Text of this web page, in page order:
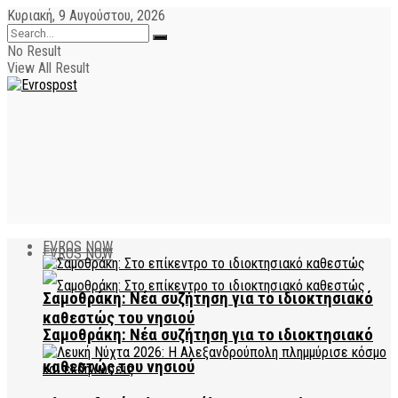
Κυριακή, 9 Αυγούστου, 2026
No Result
View All Result
EVROS NOW
Σαμοθράκη: Νέα συζήτηση για το ιδιοκτησιακό
καθεστώς του νησιού
EVROS NOW
Σαμοθράκη: Νέα συζήτηση για το ιδιοκτησιακό
καθεστώς του νησιού